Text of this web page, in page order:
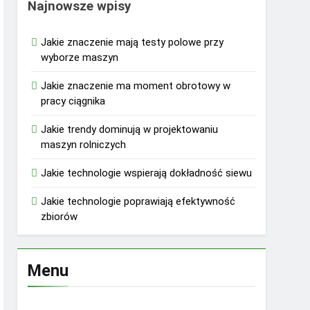
Najnowsze wpisy
Jakie znaczenie mają testy polowe przy
wyborze maszyn
Jakie znaczenie ma moment obrotowy w
pracy ciągnika
Jakie trendy dominują w projektowaniu
maszyn rolniczych
Jakie technologie wspierają dokładność siewu
Jakie technologie poprawiają efektywność
zbiorów
Menu